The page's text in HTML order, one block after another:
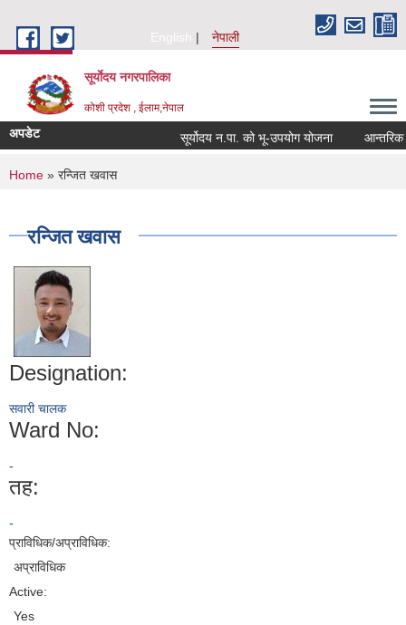
English
नेपाली
सूर्याेदय नगरपालिका
कोशी प्रदेश , ईलाम,नेपाल
अपडेट सूर्योदय न.पा. को भू-उपयोग योजना आन्तरिक
You are here
Home » रन्जित खवास
रन्जित खवास
Designation:
सवारी चालक
Ward No:
-
तह:
-
प्राविधिक/अप्राविधिक:
अप्राविधिक
Active:
Yes